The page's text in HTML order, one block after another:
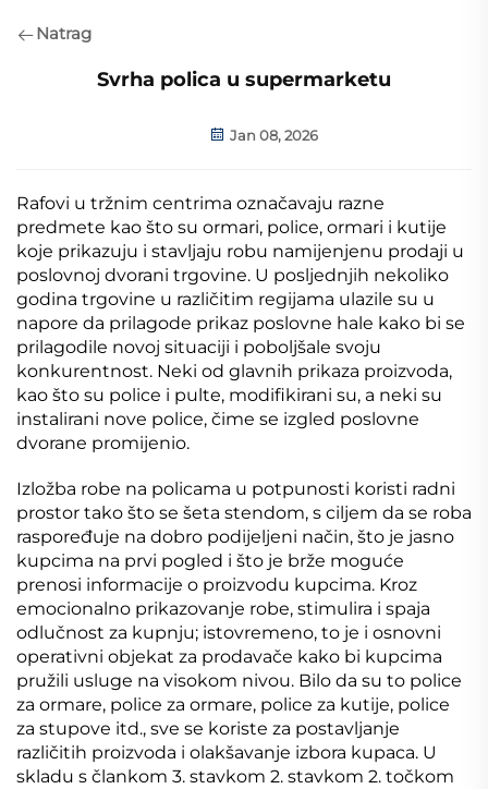
Natrag
Svrha polica u supermarketu
Jan 08, 2026
Rafovi u tržnim centrima označavaju razne
predmete kao što su ormari, police, ormari i kutije
koje prikazuju i stavljaju robu namijenjenu prodaji u
poslovnoj dvorani trgovine. U posljednjih nekoliko
godina trgovine u različitim regijama ulazile su u
napore da prilagode prikaz poslovne hale kako bi se
prilagodile novoj situaciji i poboljšale svoju
konkurentnost. Neki od glavnih prikaza proizvoda,
kao što su police i pulte, modifikirani su, a neki su
instalirani nove police, čime se izgled poslovne
dvorane promijenio.
Izložba robe na policama u potpunosti koristi radni
prostor tako što se šeta stendom, s ciljem da se roba
raspoređuje na dobro podijeljeni način, što je jasno
kupcima na prvi pogled i što je brže moguće
prenosi informacije o proizvodu kupcima. Kroz
emocionalno prikazovanje robe, stimulira i spaja
odlučnost za kupnju; istovremeno, to je i osnovni
operativni objekat za prodavače kako bi kupcima
pružili usluge na visokom nivou. Bilo da su to police
za ormare, police za ormare, police za kutije, police
za stupove itd., sve se koriste za postavljanje
različitih proizvoda i olakšavanje izbora kupaca. U
skladu s člankom 3. stavkom 2. stavkom 2. točkom